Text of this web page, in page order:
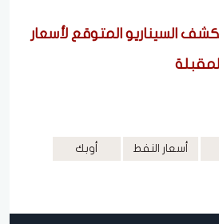
السيناريو المتوقع لأسعار
أسعار النفط أوبك